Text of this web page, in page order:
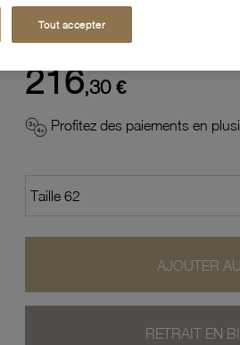
Paiement, Livraison, Retours et
216,30 €
Profitez des paiements en
AJOUTER
RETRAIT EN
Tout accepter